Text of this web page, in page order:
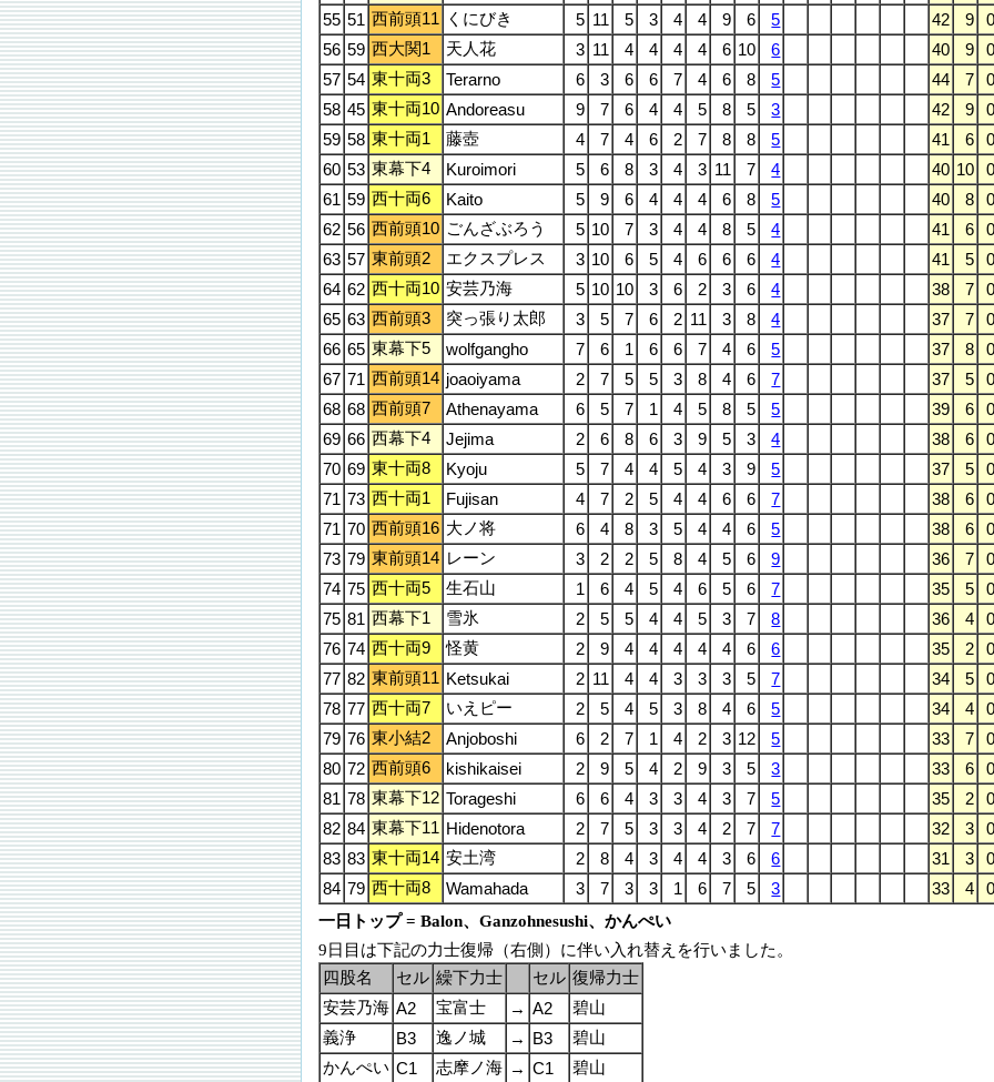
55 51 西前頭11 くにびき 5 11 5 3 4 4 9 6 5 42 9
56 59 西大関1 天人花 3 11 4 4 4 4 6 10 6 40 9
57 54 東十両3 Terarno 6 3 6 6 7 4 6 8 5 44 7
58 45 東十両10 Andoreasu 9 7 6 4 4 5 8 5 3 42 9
59 58 東十両1 藤壺 4 7 4 6 2 7 8 8 5 41 6
60 53 東幕下4 Kuroimori 5 6 8 3 4 3 11 7 4 40 10
61 59 西十両6 Kaito 5 9 6 4 4 4 6 8 5 40 8
62 56 西前頭10 ごんざぶろう 5 10 7 3 4 4 8 5 4 41 6
63 57 東前頭2 エクスプレス 3 10 6 5 4 6 6 6 4 41 5
64 62 西十両10 安芸乃海 5 10 10 3 6 2 3 6 4 38 7
65 63 西前頭3 突っ張り太郎 3 5 7 6 2 11 3 8 4 37 7
66 65 東幕下5 wolfgangho 7 6 1 6 6 7 4 6 5 37 8
67 71 西前頭14 joaoiyama 2 7 5 5 3 8 4 6 7 37 5
68 68 西前頭7 Athenayama 6 5 7 1 4 5 8 5 5 39 6
69 66 西幕下4 Jejima 2 6 8 6 3 9 5 3 4 38 6
70 69 東十両8 Kyoju 5 7 4 4 5 4 3 9 5 37 5
71 73 西十両1 Fujisan 4 7 2 5 4 4 6 6 7 38 6
71 70 西前頭16 大ノ将 6 4 8 3 5 4 4 6 5 38 6
73 79 東前頭14 レーン 3 2 2 5 8 4 5 6 9 36 7
74 75 西十両5 生石山 1 6 4 5 4 6 5 6 7 35 5
75 81 西幕下1 雪氷 2 5 5 4 4 5 3 7 8 36 4
76 74 西十両9 怪黄 2 9 4 4 4 4 4 6 6 35 2
77 82 東前頭11 Ketsukai 2 11 4 4 3 3 3 5 7 34 5
78 77 西十両7 いえピー 2 5 4 5 3 8 4 6 5 34 4
79 76 東小結2 Anjoboshi 6 2 7 1 4 2 3 12 5 33 7
80 72 西前頭6 kishikaisei 2 9 5 4 2 9 3 5 3 33 6
81 78 東幕下12 Torageshi 6 6 4 3 3 4 3 7 5 35 2
82 84 東幕下11 Hidenotora 2 7 5 3 3 4 2 7 7 32 3
83 83 東十両14 安土湾 2 8 4 3 4 4 3 6 6 31 3
84 79 西十両8 Wamahada 3 7 3 3 1 6 7 5 3 33 4
一日トップ = Balon、Ganzohnesushi、かんぺい
9日目は下記の力士復帰（右側）に伴い入れ替えを行いました。
四股名
セル 繰下力士 セル 復帰力士
安芸乃海 A2 宝富士 → A2
碧山
義浄
B3 逸ノ城 → B3
碧山
かんぺい C1 志摩ノ海 → C1 碧山